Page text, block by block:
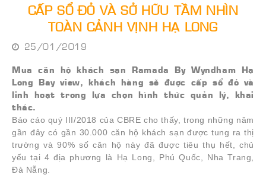
CẤP SỔ ĐỎ VÀ SỞ HỮU TẦM NHÌN
TOÀN CẢNH VỊNH HẠ LONG
25/01/2019
Mua căn hộ khách sạn Ramada By Wyndham Hạ
Long Bay view, khách hàng sẽ được cấp sổ đỏ và
linh hoạt trong lựa chọn hình thức quản lý, khai
thác.
Báo cáo quý III/2018 của CBRE cho thấy, trong những năm
gần đây có gần 30.000 căn hộ khách sạn được tung ra thị
trường và 90% số căn hộ này đã được tiêu thụ hết, chủ
yếu tại 4 địa phương là Hạ Long, Phú Quốc, Nha Trang,
Đà Nẵng.